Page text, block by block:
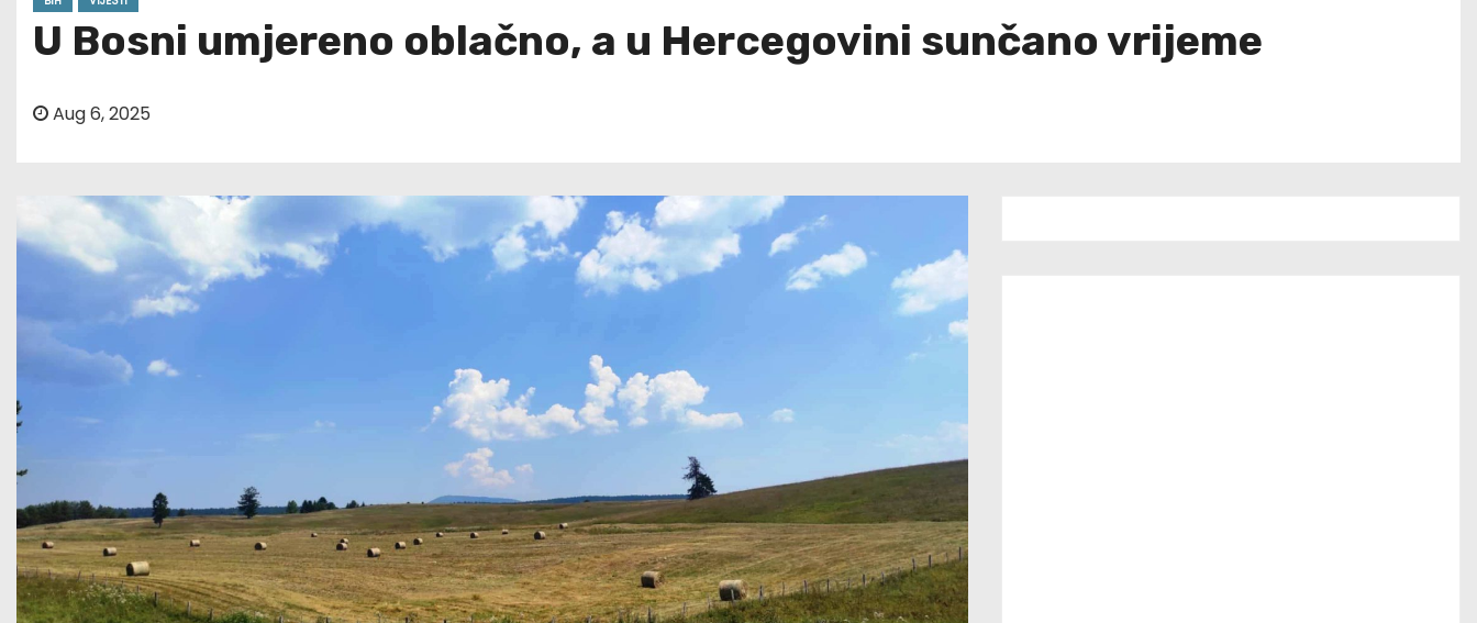
U Bosni umjereno oblačno, a u Hercegovini sunčano vrijeme
Aug 6, 2025